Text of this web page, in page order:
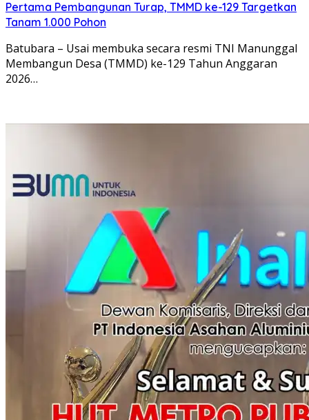
Pertama Pembangunan Turap, TMMD ke-129 Targetkan
Tanam 1.000 Pohon
Batubara – Usai membuka secara resmi TNI Manunggal
Membangun Desa (TMMD) ke-129 Tahun Anggaran
2026…